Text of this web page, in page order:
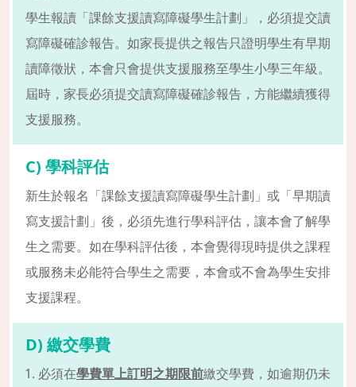
學生報讀「課餘支援讀寫障礙學生計劃」，必須提交讀
寫障礙確診報告。如家長提供之報告只證明學生有早期
讀障徵狀，本會只會提供支援服務至學生小學三年級。
屆時，家長必須提交讀寫障礙確診報告，方能繼續獲得
支援服務。
C) 學科評估
新生於報名「課餘支援讀寫障礙學生計劃」或「早期讀
寫支援計劃」後，必須先進行學科評估，讓本會了解學
生之需要。如在學科評估後，本會覺得現時提供之課程
或服務未必能符合學生之需要，本會或不會為學生安排
支援課程。
D) 繳交學費
必須在學費單上訂明之期限前繳交學費，如逾期仍未